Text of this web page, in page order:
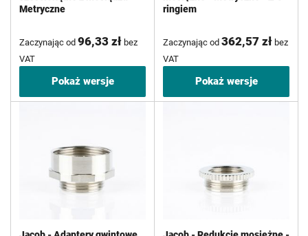
Metryczne
Zaczynając od 96,33 zł bez
VAT
Pokaż wersje
ringiem
Zaczynając od 362,57 zł bez
VAT
Pokaż wersje